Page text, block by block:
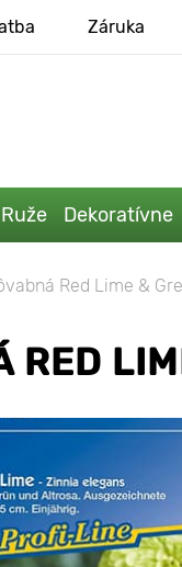
Záruka
Ruže Dekoratívne
Red Lime &
RED